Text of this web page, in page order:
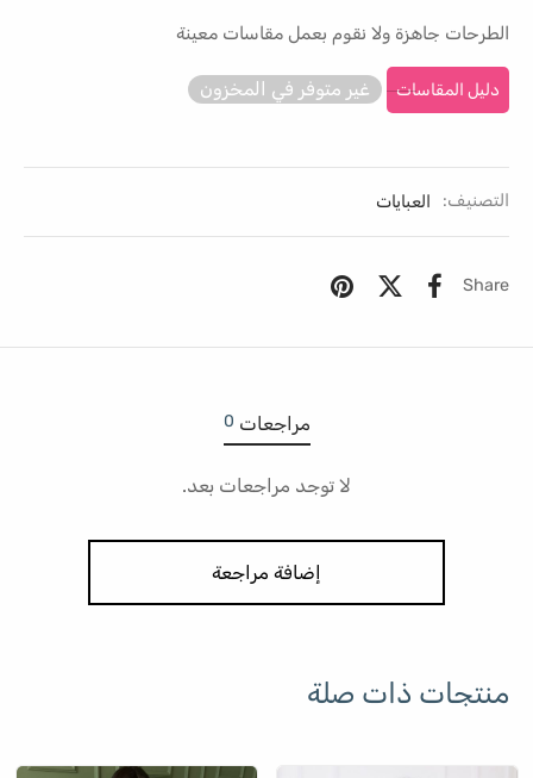
الطرحات جاهزة ولا نقوم بعمل مقاسات معينة
دليل المقاسات غير متوفر في المخزون
التصنيف: العبايات
Share
مراجعات 0
لا توجد مراجعات بعد.
إضافة مراجعة
منتجات ذات صلة